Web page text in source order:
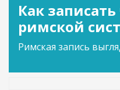
Как
римской
Римская запись